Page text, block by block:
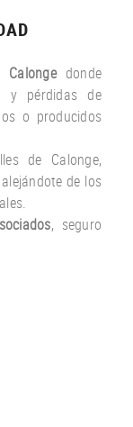
Calongedonde
y pérdidas de
o producidos
de Calonge,
de los
, seguro